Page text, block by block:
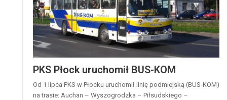
PKS Płock uruchomił BUS-KOM
Od 1 lipca PKS w Płocku uruchomił linię podmiejską (BUS-KOM)
na trasie: Auchan – Wyszogrodzka – Piłsudskiego –